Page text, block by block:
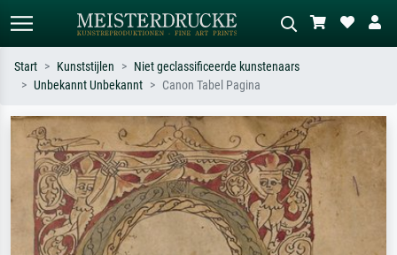
Zoek op kunstenaar, titel of stijl – bijv.
Monet, Sterrennacht, impressionisme,
Hokusai-golf, naakt.
Beschrijf de scène – bijv. groene
weide, abstract met veel rood, donker
olieverfschilderij, staand naakt naast
een boom.
Start Kunststijlen
Niet geclassificeerde kunstenaars
Unbekannt Unbekannt
Canon Tabel Pagina